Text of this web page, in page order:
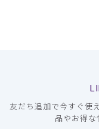
友だち追加で今すぐ使
品やお得な